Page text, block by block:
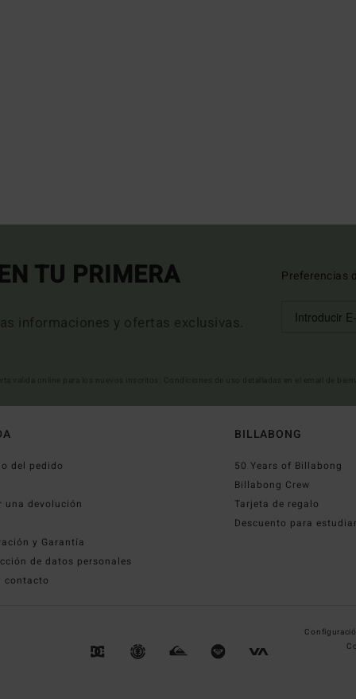
TU PRIMERA
informaciones y ofertas exclusivas.
Preferencias
del pedido
una devolución
y Garantía
de datos personales
contacto
BILLABONG
50 Years of Billabong
Billabong Crew
Tarjeta de regalo
Descuento para